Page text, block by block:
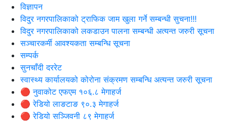
विज्ञापन
विदुर नगरपालिकाको ट्राफिक जाम खुला गर्ने सम्बन्धी सुचना!!!
विदुर नगरपालिकाको लकडाउन पालना सम्बन्धी अत्यन्त जरुरी सूचना
सञ्चारकर्मी आवश्यकता सम्बन्धि सूचना
सम्पर्क
सुनचाँदी दररेट
स्वास्थ्य कार्यालयको कोरोना संक्रमण सम्बन्धि अत्यन्त जरुरी सूचना
🔴 नुवाकोट एफएम १०६.८ मेगाहर्ज
🔴 रेडियो लाङटाङ ९०.३ मेगाहर्ज
🔴 रेडियो सञ्जिवनी ८९ मेगाहर्ज